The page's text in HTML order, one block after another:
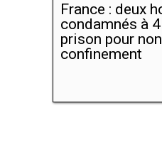
France : deux
condamnés à
prison pour
confinement